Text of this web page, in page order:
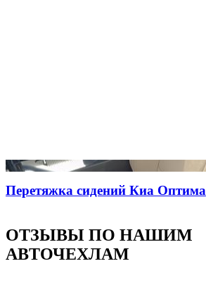
Перетяжка сидений Киа Оптима
ОТЗЫВЫ ПО НАШИМ
АВТОЧЕХЛАМ